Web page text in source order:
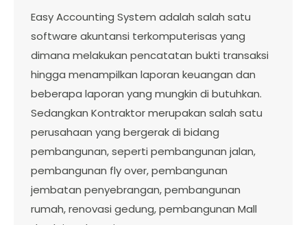
Easy Accounting System adalah salah satu
software akuntansi terkomputerisas yang
dimana melakukan pencatatan bukti transaksi
hingga menampilkan laporan keuangan dan
beberapa laporan yang mungkin di butuhkan.
Sedangkan Kontraktor merupakan salah satu
perusahaan yang bergerak di bidang
pembangunan, seperti pembangunan jalan,
pembangunan fly over, pembangunan
jembatan penyebrangan, pembangunan
rumah, renovasi gedung, pembangunan Mall